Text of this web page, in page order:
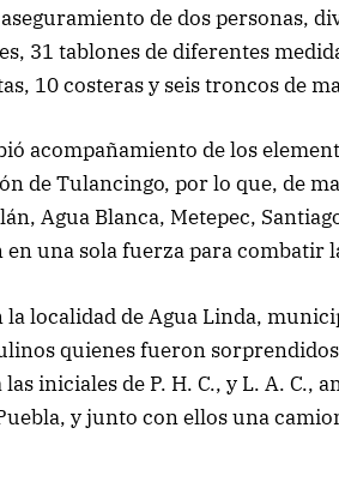
de dos personas,
31 tablones de diferentes
10 costeras y seis troncos de
acompañamiento de los
de Tulancingo, por lo que, de
Agua Blanca, Metepec,
una sola fuerza para combatir
la localidad de Agua Linda,
quienes fueron
iniciales de P. H. C., y L. A. C.,
y junto con ellos una